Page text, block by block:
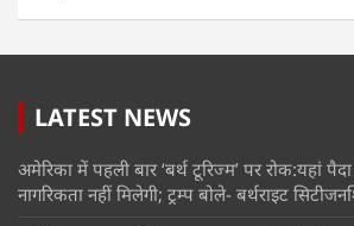
LATEST NEWS
अमेरिका में पहली बार ‘बर्थ टूरिज्म’ पर रोक:यहां
नागरिकता नहीं मिलेगी; ट्रम्प बोले- बर्थराइट